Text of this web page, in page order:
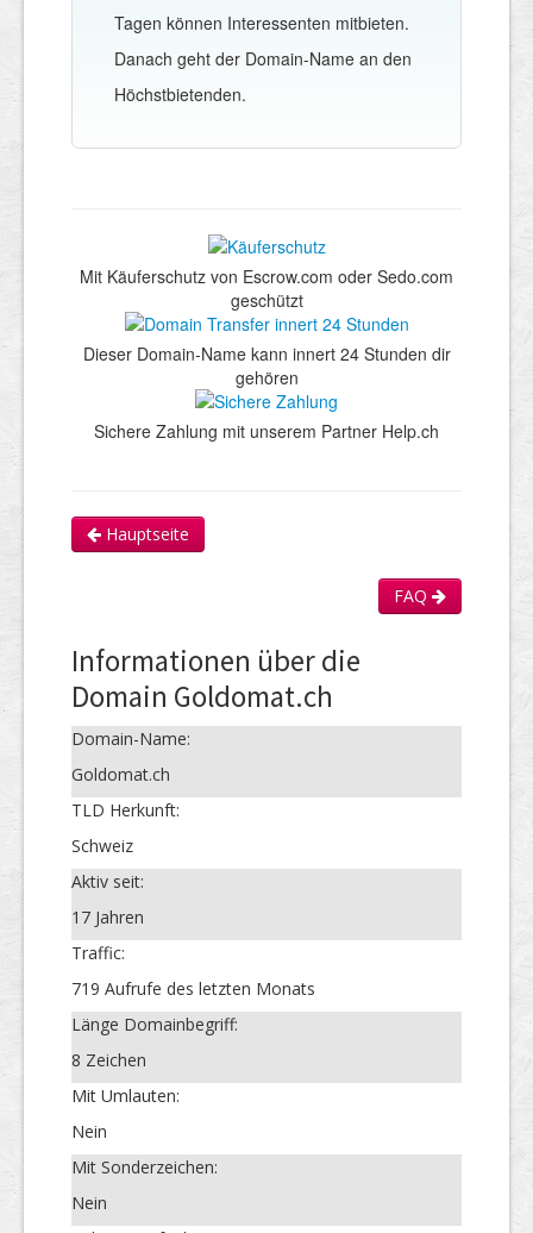
Tagen können Interessenten mitbieten.
Danach geht der Domain-Name an den
Höchstbietenden.
Mit Käuferschutz von Escrow.com oder Sedo.com
geschützt
Dieser Domain-Name kann innert 24 Stunden dir
gehören
Sichere Zahlung mit unserem Partner Help.ch
Hauptseite
FAQ
Informationen über die
Domain Goldomat.ch
Domain-Name:
Goldomat.ch
TLD Herkunft:
Schweiz
Aktiv seit:
17 Jahren
Traffic:
719 Aufrufe des letzten Monats
Länge Domainbegriff:
8 Zeichen
Mit Umlauten:
Nein
Mit Sonderzeichen:
Nein